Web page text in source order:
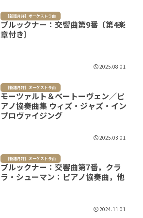
［新譜月評］オーケストラ曲
ブルックナー：交響曲第9番〔第4楽
章付き〕
2025.08.01
［新譜月評］オーケストラ曲
モーツァルト＆ベートーヴェン／ピ
アノ協奏曲集 ウィズ・ジャズ・イン
プロヴァイジング
2025.03.01
［新譜月評］オーケストラ曲
ブルックナー：交響曲第7番，クラ
ラ・シューマン：ピアノ協奏曲，他
2024.11.01